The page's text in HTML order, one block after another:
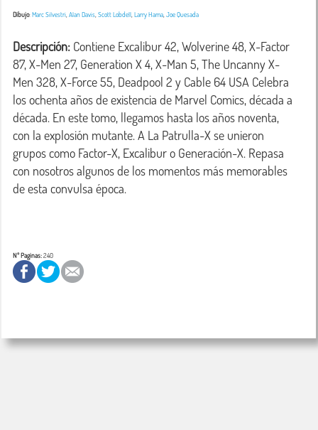
Dibujo:Marc Silvestri Alan Davis Scott Lobdell Larry Hama Joe Quesada
Descripción: Contiene Excalibur 42, Wolverine 48, X-Factor
87, X-Men 27, Generation X 4, X-Man 5, The Uncanny X-
Men 328, X-Force 55, Deadpool 2 y Cable 64 USA Celebra
los ochenta años de existencia de Marvel Comics, década a
década. En este tomo, llegamos hasta los años noventa,
con la explosión mutante. A La Patrulla-X se unieron
grupos como Factor-X, Excalibur o Generación-X. Repasa
con nosotros algunos de los momentos más memorables
de esta convulsa época.
Nº Paginas:240